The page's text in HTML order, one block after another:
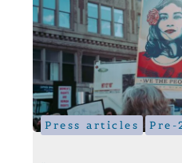
Press articles Pre-